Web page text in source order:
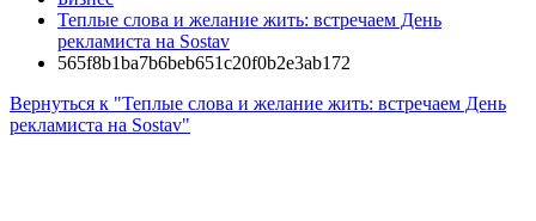
Теплые слова и желание жить: встречаем День
рекламиста на Sostav
565f8b1ba7b6beb651c20f0b2e3ab172
Вернуться к "Теплые слова и желание жить: встречаем День
рекламиста на Sostav"